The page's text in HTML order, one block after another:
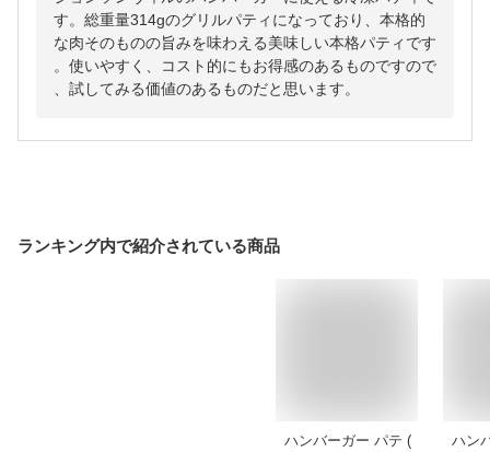
す。総重量314gのグリルパティになっており、本格的
な肉そのものの旨みを味わえる美味しい本格パティです
。使いやすく、コスト的にもお得感のあるものですので
、試してみる価値のあるものだと思います。
ランキング内で紹介されている商品
ハンバーガー パテ (
ハン